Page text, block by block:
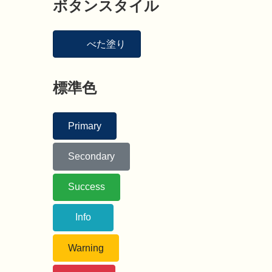
ボタンスタイル
べた塗り
標準色
Primary
Secondary
Success
Info
Warning